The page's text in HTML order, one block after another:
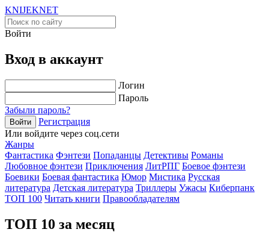
KNIJEKNET
Войти
Вход в аккаунт
Логин
Пароль
Забыли пароль?
Войти
Регистрация
Или войдите через соц.сети
Жанры
Фантастика Фэнтези Попаданцы Детективы Романы
Любовное фэнтези Приключения ЛитРПГ Боевое фэнтези
Боевики Боевая фантастика Юмор Мистика Русская
литература Детская литература Триллеры Ужасы Киберпанк
ТОП 100 Читать книги Правообладателям
ТОП 10 за месяц